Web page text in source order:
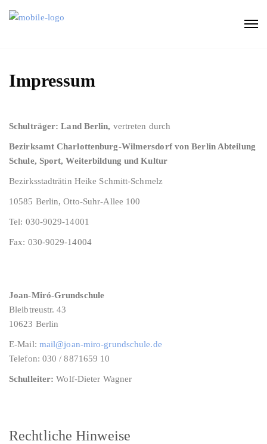
Impressum
Schulträger:Land Berlin, vertreten durch
Bezirksamt Charlottenburg-Wilmersdorf von Berlin Abteilung
Schule, Sport, Weiterbildung und Kultur
Bezirksstadträtin Heike Schmitt-Schmelz
10585 Berlin, Otto-Suhr-Allee 100
Tel: 030-9029-14001
Fax: 030-9029-14004
Joan-Miró-Grundschule
Bleibtreustr. 43
10623 Berlin
E-Mail: mail@joan-miro-grundschule.de
Telefon: 030 / 8871659 10
Schulleiter:Wolf-Dieter Wagner
Rechtliche Hinweise